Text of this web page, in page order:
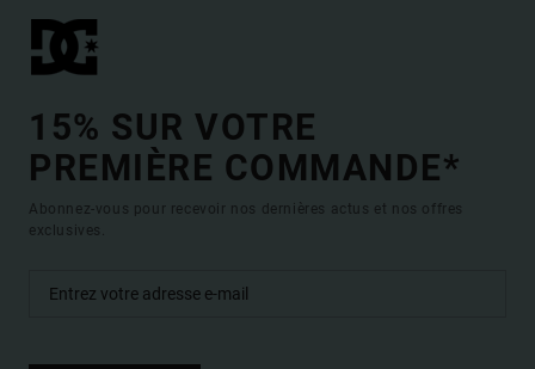
15% SUR VOTRE
PREMIÈRE COMMANDE*
Abonnez-vous pour recevoir nos dernières actus et nos offres
exclusives.